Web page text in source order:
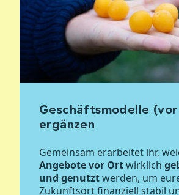
Geschäftsmodelle
ergänzen
Gemeinsam erarbeitet ihr,
Angebote vor Ortwirklich
und genutztwerden, um
Zukunftsort finanziell stabil